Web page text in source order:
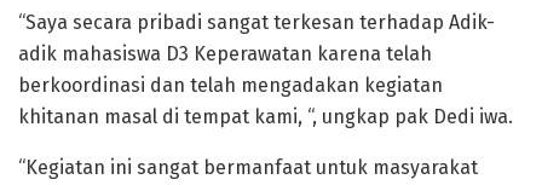
“Saya secara pribadi sangat terkesan terhadap Adik-
adik mahasiswa D3 Keperawatan karena telah
berkoordinasi dan telah mengadakan kegiatan
khitanan masal di tempat kami, “, ungkap pak Dedi iwa.
“Kegiatan ini sangat bermanfaat untuk masyarakat